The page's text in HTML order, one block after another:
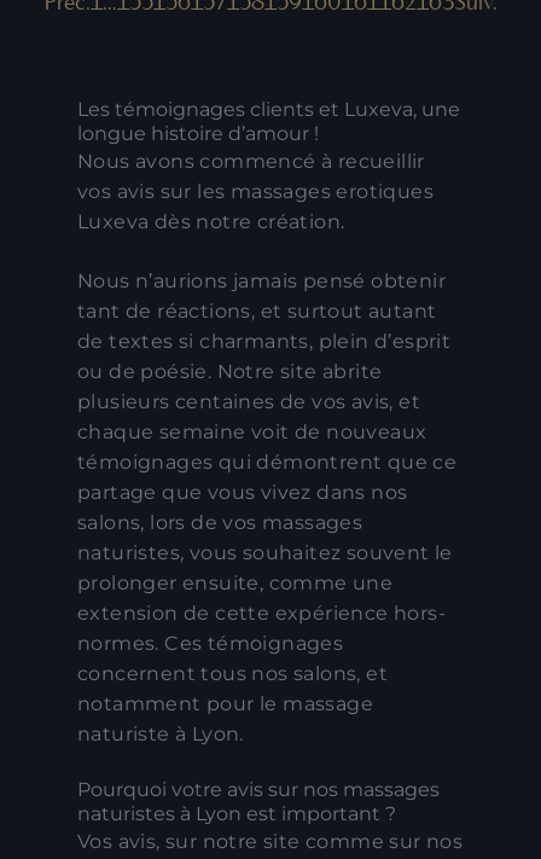
Les témoignages clients et Luxeva, une
longue histoire d’amour !
Nous avons commencé à recueillir
vos avis sur les massages erotiques
Luxeva dès notre création.
Nous n’aurions jamais pensé obtenir
tant de réactions, et surtout autant
de textes si charmants, plein d’esprit
ou de poésie. Notre site abrite
plusieurs centaines de vos avis, et
chaque semaine voit de nouveaux
témoignages qui démontrent que ce
partage que vous vivez dans nos
salons, lors de vos massages
naturistes, vous souhaitez souvent le
prolonger ensuite, comme une
extension de cette expérience hors-
normes. Ces témoignages
concernent tous nos salons, et
notamment pour le massage
naturiste à Lyon.
Pourquoi votre avis sur nos massages
naturistes à Lyon est important ?
Vos avis, sur notre site comme sur nos